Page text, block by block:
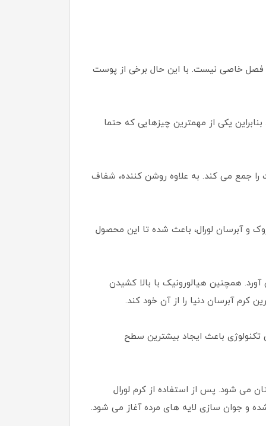
فصل خاصی نیست. با این حال برخی از پوست
یکی از مهمترین چیزهایی که حتما
جمع می کند. به علاوه روشن کننده، شفاف
و آبرسان لورال، باعث شده تا این محصول
همچنین هیالورونیک با بالا کشیدن
کرم آبرسان دنیا را از آن خود کند.
تکنولوژی باعث ایجاد بیشترین سطح
می شود. پس از استفاده از کرم لورال
و جوان سازی لایه های مرده آغاز می شود.